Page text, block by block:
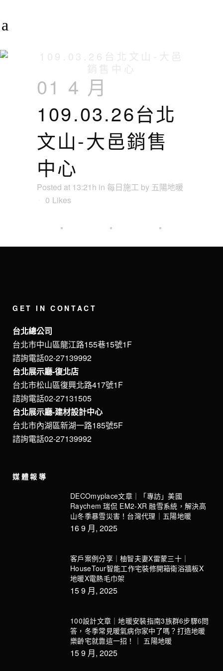
01 4 月
109.03.26台北
文山-大邑銷售
中心
Posted at 13:21h in 每日施工 by 五陽地暖
0 Likes
GET IN CONTACT
台北總公司
台北市中山區龍江路155巷15號1F
諮詢電話02-27139992
台北展示廳-復北店
台北市松山區復興北路417號1F
諮詢電話02-27131505
台北展示廳-建材設計中心
台北市內湖區新湖一路185號5F
諮詢電話02-27139992
媒體報導
DECOmyplace文章｜「專訪」美國
Raychem 瑞侃 EM2-XR 融雪系統，解決高
山冬季暴雪災害！台灣代理｜五陽地暖
16 9 月, 2025
客戶案例分享｜柚智夫妻X雷蒙三十｜
HouseTour智能工作宅裝修開箱衛浴牆板X
地暖X電熱毛巾架
15 9 月, 2025
100設計文章｜地暖安裝指南3族群6步驟6問
答，冬季常見暖氣病你家中了嗎？打造地暖
樂齡宅就靠這一招！｜ 五陽地暖
15 9 月, 2025